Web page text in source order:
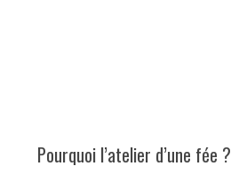
Pourquoi l’atelier d’une fée ?